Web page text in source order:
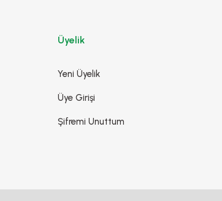
Üyelik
Yeni Üyelik
Üye Girişi
Şifremi Unuttum